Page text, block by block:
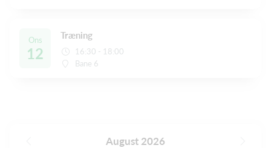
Ons
12
Træning
16:30 - 18:00
Bane 6
August 2026